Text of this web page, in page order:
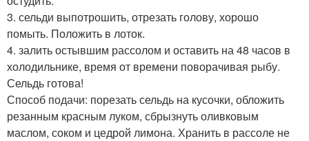
3. сельди выпотрошить, отрезать голову, хорошо
помыть. Положить в лоток.
4. залить остывшим рассолом и оставить на 48 часов в
холодильнике, время от времени поворачивая рыбу.
Сельдь готова!
Способ подачи: порезать сельдь на кусочки, обложить
резанным красным луком, сбрызнуть оливковым
маслом, соком и цедрой лимона. Хранить в рассоле не